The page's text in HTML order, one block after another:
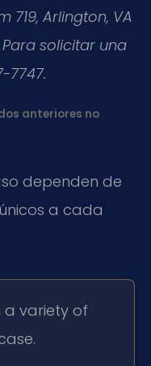
719, Arlington, VA
solicitar una
7747.
anteriores no
dependen de
a cada
a variety of